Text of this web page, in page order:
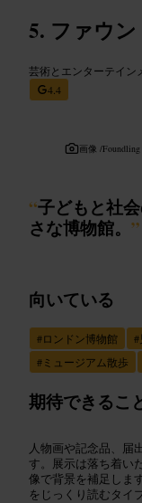
ファウ
芸術とエンターテイン
4.4
画像 /
“子どもと社
さな博物館。 ”
向いている
#ロンドン博物館 #
#ミュージアム散歩
期待できるこ
人物画や記念品、届
す。展示は落ち着い
像で背景を補足しま
をじっくり読むタイ